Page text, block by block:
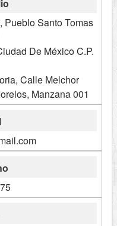
Pueblo Santo Tomas
De México C.P.
Calle Melchor
Manzana 001